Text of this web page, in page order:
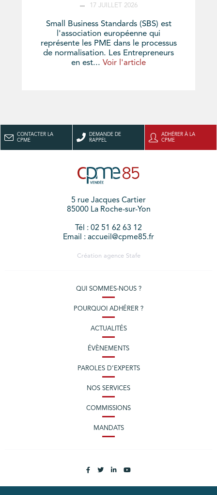
17 JUILLET 2026
Small Business Standards (SBS) est
l'association européenne qui
représente les PME dans le processus
de normalisation. Les Entrepreneurs
en est... Voir l'article
CONTACTER LA
CPME
DEMANDE DE
RAPPEL
ADHÉRER À LA
CPME
5 rue Jacques Cartier
85000 La Roche-sur-Yon
Tél : 02 51 62 63 12
Email : accueil@cpme85.fr
Création agence Stafe
QUI SOMMES-NOUS ?
POURQUOI ADHÉRER ?
ACTUALITÉS
ÉVÈNEMENTS
PAROLES D’EXPERTS
NOS SERVICES
COMMISSIONS
MANDATS